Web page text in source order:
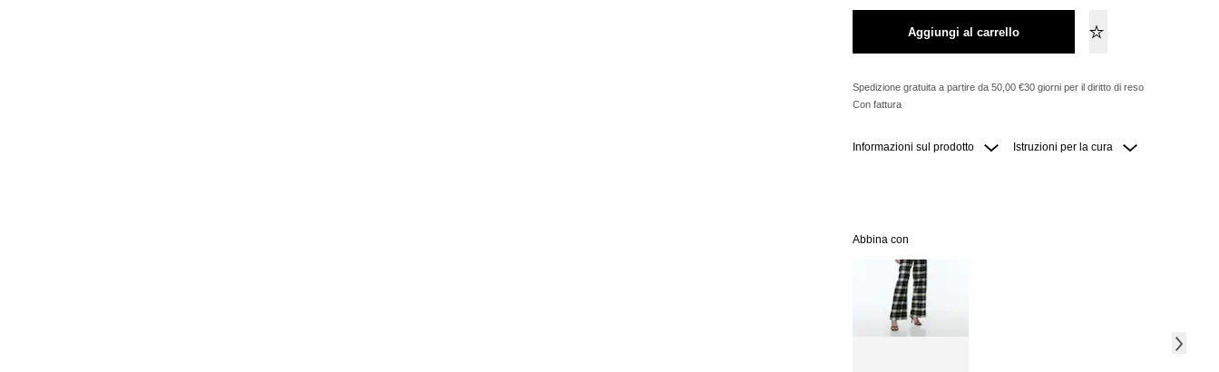
Aggiungi al carrello
Spedizione gratuita a partire da 50,00 €30 giorni per il diritto di reso
Con fattura
Informazioni sul prodotto Istruzioni per la cura
Abbina con